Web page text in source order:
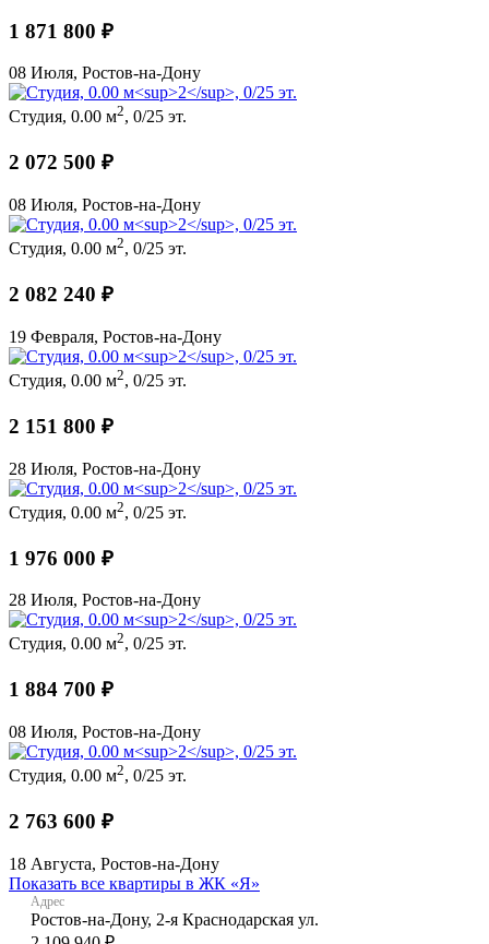
1 871 800 ₽
08 Июля, Ростов-на-Дону
Студия, 0.00 м2, 0/25 эт.
2 072 500 ₽
08 Июля, Ростов-на-Дону
Студия, 0.00 м2, 0/25 эт.
2 082 240 ₽
19 Февраля, Ростов-на-Дону
Студия, 0.00 м2, 0/25 эт.
2 151 800 ₽
28 Июля, Ростов-на-Дону
Студия, 0.00 м2, 0/25 эт.
1 976 000 ₽
28 Июля, Ростов-на-Дону
Студия, 0.00 м2, 0/25 эт.
1 884 700 ₽
08 Июля, Ростов-на-Дону
Студия, 0.00 м2, 0/25 эт.
2 763 600 ₽
18 Августа, Ростов-на-Дону
Показать все квартиры в ЖК «Я»
Адрес
Ростов-на-Дону, 2-я Краснодарская ул.